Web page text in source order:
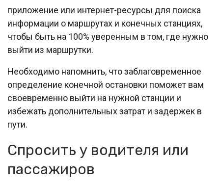
приложение или интернет-ресурсы для поиска
информации о маршрутах и конечных станциях,
чтобы быть на 100% уверенным в том, где нужно
выйти из маршрутки.
Необходимо напомнить, что заблаговременное
определение конечной остановки поможет вам
своевременно выйти на нужной станции и
избежать дополнительных затрат и задержек в
пути.
Спросить у водителя или
пассажиров